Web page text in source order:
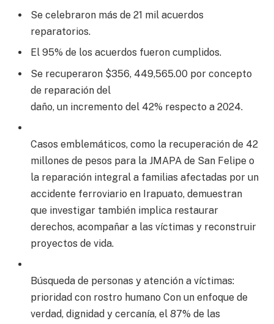
Se celebraron más de 21 mil acuerdos
reparatorios.
El 95% de los acuerdos fueron cumplidos.
Se recuperaron $356, 449,565.00 por concepto
de reparación del
daño, un incremento del 42% respecto a 2024.
Casos emblemáticos, como la recuperación de 42
millones de pesos para la JMAPA de San Felipe o
la reparación integral a familias afectadas por un
accidente ferroviario en Irapuato, demuestran
que investigar también implica restaurar
derechos, acompañar a las víctimas y reconstruir
proyectos de vida.
Búsqueda de personas y atención a víctimas:
prioridad con rostro humano Con un enfoque de
verdad, dignidad y cercanía, el 87% de las